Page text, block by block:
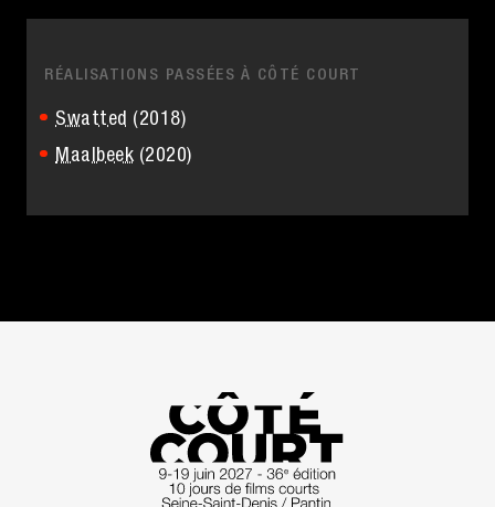
RÉALISATIONS PASSÉES À CÔTÉ COURT
Swatted (2018)
Maalbeek (2020)